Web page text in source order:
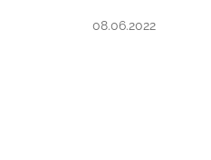
ofert…
08.06.2022